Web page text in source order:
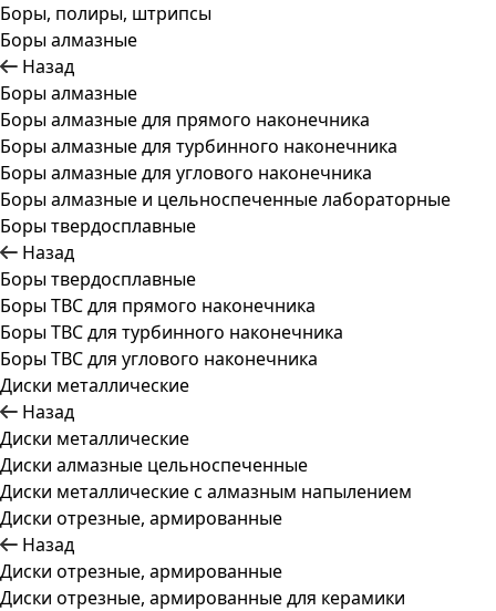
Боры, полиры, штрипсы
Боры алмазные
Назад
Боры алмазные
Боры алмазные для прямого наконечника
Боры алмазные для турбинного наконечника
Боры алмазные для углового наконечника
Боры алмазные и цельноспеченные лабораторные
Боры твердосплавные
Назад
Боры твердосплавные
Боры ТВС для прямого наконечника
Боры ТВС для турбинного наконечника
Боры ТВС для углового наконечника
Диски металлические
Назад
Диски металлические
Диски алмазные цельноспеченные
Диски металлические с алмазным напылением
Диски отрезные, армированные
Назад
Диски отрезные, армированные
Диски отрезные, армированные для керамики